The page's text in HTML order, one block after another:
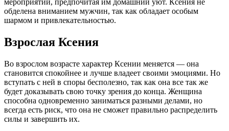
мероприятий, предпочитая им домашний уют. Ксения не
обделена вниманием мужчин, так как обладает особым
шармом и привлекательностью.
Взрослая Ксения
Во взрослом возрасте характер Ксении меняется — она
становится спокойнее и лучше владеет своими эмоциями. Но
вступать с ней в споры бесполезно, так как она все так же
будет доказывать свою точку зрения до конца. Женщина
способна одновременно заниматься разными делами, но
всегда есть риск, что она не сможет правильно распределить
силы и завершить их.